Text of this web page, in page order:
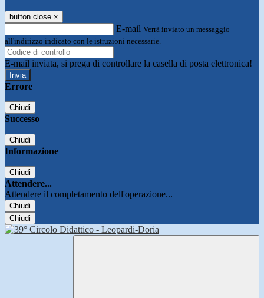
button close ×
E-mail Verrà inviato un messaggio
all'indirizzo indicato con le istruzioni necessarie.
E-mail inviata, si prega di controllare la casella di posta elettronica!
Errore
Chiudi
Successo
Chiudi
Informazione
Chiudi
Attendere...
Attendere il completamento dell'operazione...
Chiudi
Chiudi